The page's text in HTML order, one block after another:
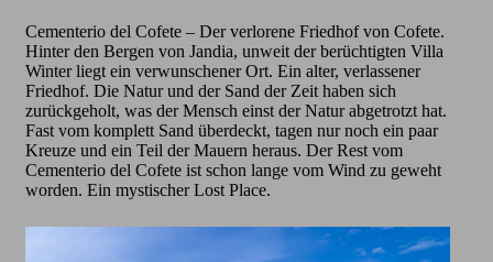
Cementerio del Cofete – Der verlorene Friedhof von Cofete.
Hinter den Bergen von Jandia, unweit der berüchtigten Villa
Winter liegt ein verwunschener Ort. Ein alter, verlassener
Friedhof. Die Natur und der Sand der Zeit haben sich
zurückgeholt, was der Mensch einst der Natur abgetrotzt hat.
Fast vom komplett Sand überdeckt, tagen nur noch ein paar
Kreuze und ein Teil der Mauern heraus. Der Rest vom
Cementerio del Cofete ist schon lange vom Wind zu geweht
worden. Ein mystischer Lost Place.